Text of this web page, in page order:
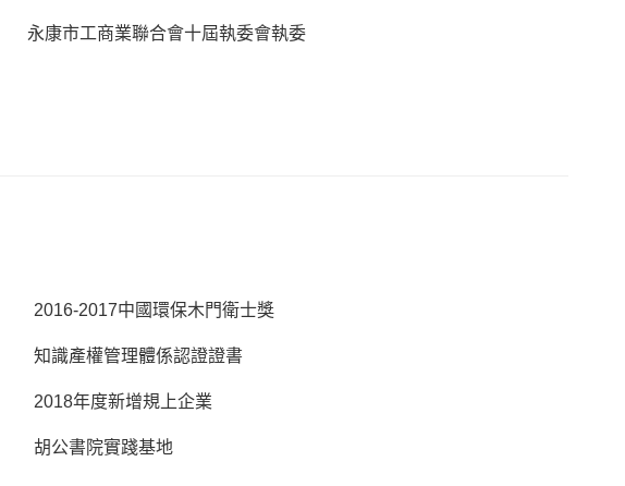
永康市工商業聯合會十屆執委會執委
2016-2017中國環保木門衛士獎
知識產權管理體係認證證書
2018年度新增規上企業
胡公書院實踐基地